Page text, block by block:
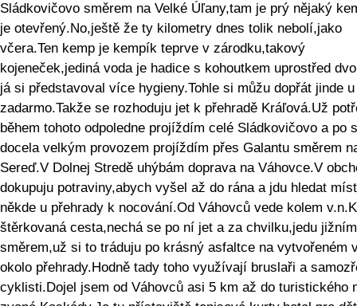
Sládkovičovo směrem na Velké Úľany,tam je prý nějaký
je otevřený.No,ještě že ty kilometry dnes tolik nebolí,jako
včera.Ten kemp je kempík teprve v zárodku,takový
kojeneček,jediná voda je hadice s kohoutkem uprostřed
já si představoval více hygieny.Tohle si můžu dopřát jinde
zadarmo.Takže se rozhoduju jet k přehradě Kráľová.Už
během tohoto odpoledne projíždím celé Sládkovičovo a po
docela velkým provozem projíždím přes Galantu směrem
Sereď.V Dolnej Stredě uhýbám doprava na Váhovce.V
dokupuju potraviny,abych vyšel až do rána a jdu hledat
někde u přehrady k nocování.Od Váhovců vede kolem
štěrkovaná cesta,nechá se po ní jet a za chvilku,jedu jižním
směrem,už si to tráduju po krásný asfaltce na vytvořeném
okolo přehrady.Hodně tady toho využívají bruslaři a
cyklisti.Dojel jsem od Váhovců asi 5 km až do turistického